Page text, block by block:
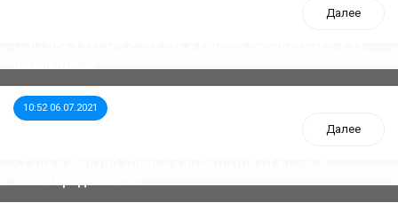
Далее
10:52 06.07.2021
Далее